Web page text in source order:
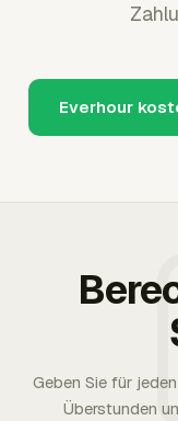
Everhour
Geben Sie für
Überstunden